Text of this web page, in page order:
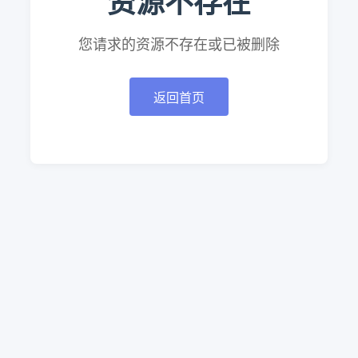
您请求的资源不存在或已被删除
返回首页